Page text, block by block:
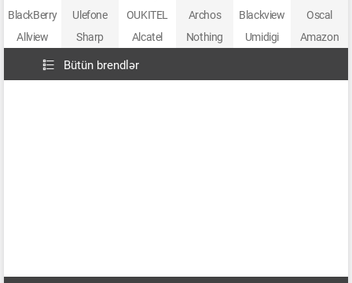
BlackBerry
Ulefone OUKITEL Archos Blackview
Oscal
Allview
Sharp Alcatel Nothing Umidigi Amazon
Bütün brendlər